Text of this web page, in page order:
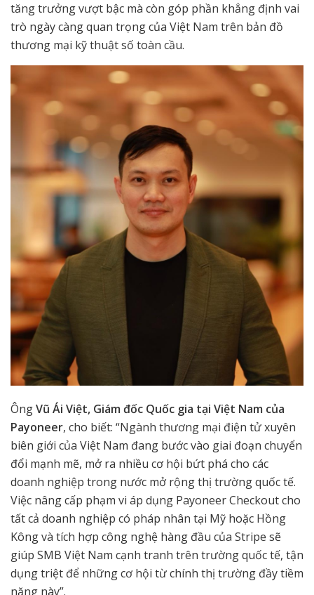
tăng trưởng vượt bậc mà còn góp phần khẳng định vai
trò ngày càng quan trọng của Việt Nam trên bản đồ
thương mại kỹ thuật số toàn cầu.
ÔngVũ Ái Việt, Giám đốc Quốc gia tại Việt Nam của
Payoneer, cho biết: “Ngành thương mại điện tử xuyên
biên giới của Việt Nam đang bước vào giai đoạn chuyển
đổi mạnh mẽ, mở ra nhiều cơ hội bứt phá cho các
doanh nghiệp trong nước mở rộng thị trường quốc tế.
Việc nâng cấp phạm vi áp dụng Payoneer Checkout cho
tất cả doanh nghiệp có pháp nhân tại Mỹ hoặc Hồng
Kông và tích hợp công nghệ hàng đầu của Stripe sẽ
giúp SMB Việt Nam cạnh tranh trên trường quốc tế, tận
dụng triệt để những cơ hội từ chính thị trường đầy tiềm
năng này”.